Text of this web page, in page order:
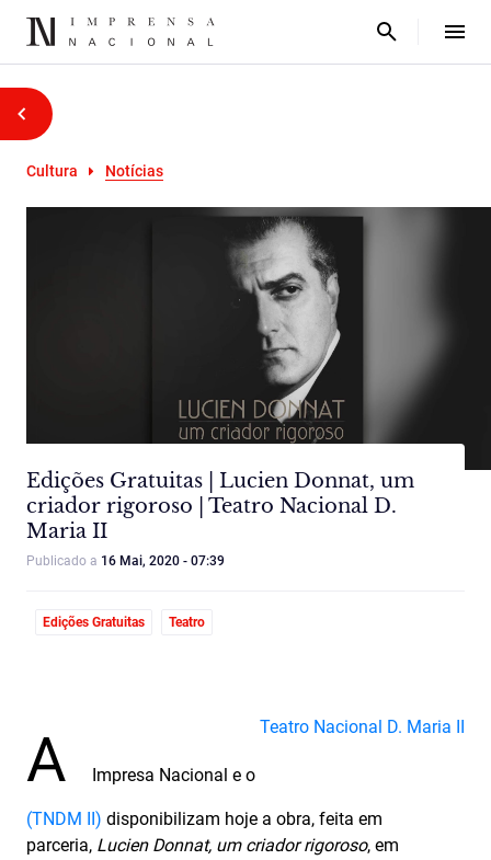
Cultura Notícias
Edições Gratuitas | Lucien Donnat, um
criador rigoroso | Teatro Nacional D.
Maria II
Publicado a 16 Mai, 2020 - 07:39
Edições Gratuitas Teatro
A Impresa Nacional e o
Teatro Nacional D. Maria II
(TNDM II) disponibilizam hoje a obra, feita em
parceria, Lucien Donnat, um criador rigoroso, em